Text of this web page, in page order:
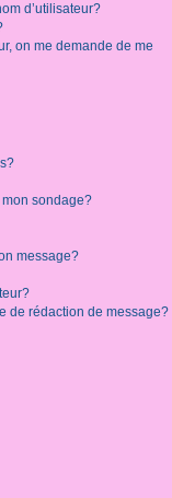
d’utilisateur?
on me demande de me
mon sondage?
message?
de rédaction de message?